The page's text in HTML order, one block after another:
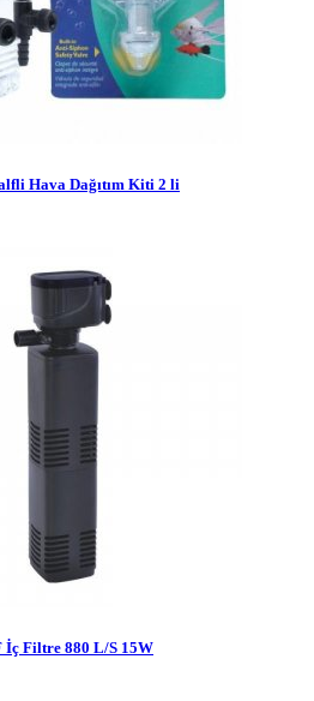
Hava Dağıtım Kiti 2 li
İç Filtre 880 L/S 15W